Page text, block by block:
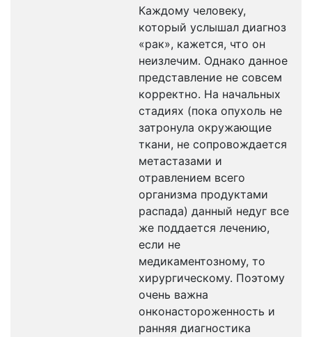
Каждому человеку,
который услышал диагноз
«рак», кажется, что он
неизлечим. Однако данное
представление не совсем
корректно. На начальных
стадиях (пока опухоль не
затронула окружающие
ткани, не сопровождается
метастазами и
отравлением всего
организма продуктами
распада) данный недуг все
же поддается лечению,
если не
медикаментозному, то
хирургическому. Поэтому
очень важна
онконастороженность и
ранняя диагностика